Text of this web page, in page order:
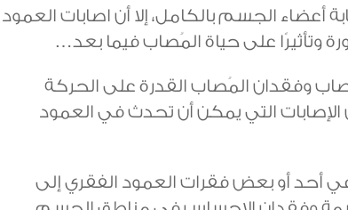
أعضاء الجسم بالكامل، إلا أن اصابات العمود
وتأثيرًا على حياة المُصاب فيما بعد…
وفقدان المُصاب القدرة على الحركة
التي يمكن أن تحدث في العمود
أو بعض فقرات العمود الفقري إلى